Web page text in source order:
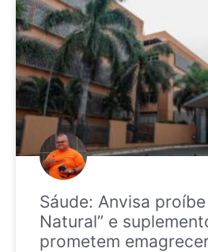
Sáude: Anvisa
Natural” e
prometem